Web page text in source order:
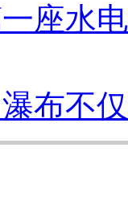
座水
布不